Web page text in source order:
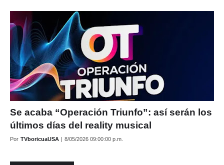
Se acaba “Operación Triunfo”: así serán los
últimos días del reality musical
Por TVboricuaUSA | 8/05/2026 09:00:00 p.m.